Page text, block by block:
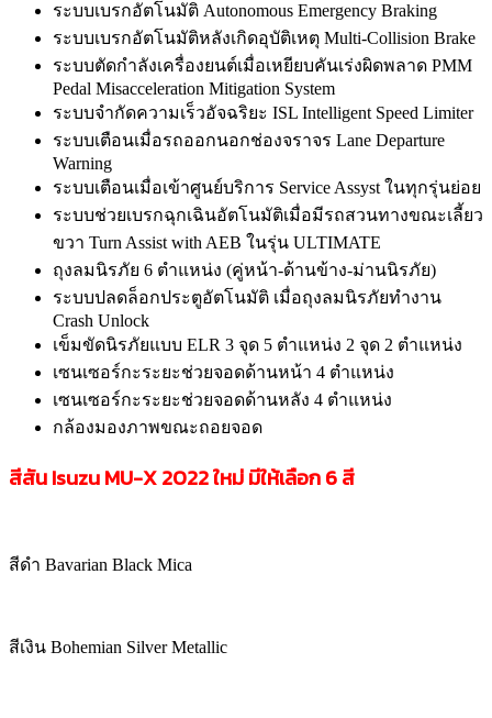
ระบบเบรกอัตโนมัติ Autonomous Emergency Braking
ระบบเบรกอัตโนมัติหลังเกิดอุบัติเหตุ Multi-Collision Brake
ระบบตัดกำลังเครื่องยนต์เมื่อเหยียบคันเร่งผิดพลาด PMM
Pedal Misacceleration Mitigation System
ระบบจำกัดความเร็วอัจฉริยะ ISL Intelligent Speed Limiter
ระบบเตือนเมื่อรถออกนอกช่องจราจร Lane Departure
Warning
ระบบเตือนเมื่อเข้าศูนย์บริการ Service Assyst ในทุกรุ่นย่อย
ระบบช่วยเบรกฉุกเฉินอัตโนมัติเมื่อมีรถสวนทางขณะเลี้ยว
ขวา Turn Assist with AEB ในรุ่น ULTIMATE
ถุงลมนิรภัย 6 ตำแหน่ง (คู่หน้า-ด้านข้าง-ม่านนิรภัย)
ระบบปลดล็อกประตูอัตโนมัติ เมื่อถุงลมนิรภัยทำงาน
Crash Unlock
เข็มขัดนิรภัยแบบ ELR 3 จุด 5 ตำแหน่ง 2 จุด 2 ตำแหน่ง
เซนเซอร์กะระยะช่วยจอดด้านหน้า 4 ตำแหน่ง
เซนเซอร์กะระยะช่วยจอดด้านหลัง 4 ตำแหน่ง
กล้องมองภาพขณะถอยจอด
สีสัน Isuzu MU-X2022 ใหม่ มีให้เลือก 6 สี
สีดำ Bavarian Black Mica
สีเงิน Bohemian Silver Metallic